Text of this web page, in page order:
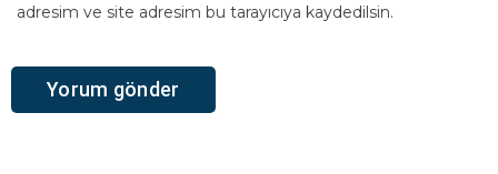
adresim ve site adresim bu tarayıcıya kaydedilsin.